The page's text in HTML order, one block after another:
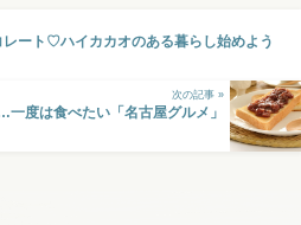
ート♡ハイカカオのある暮らし始めよう
次の記事 »
度は食べたい「名古屋グルメ」